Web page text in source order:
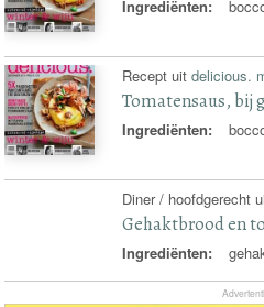
Ingrediënten:
Recept uitdelicious.
Tomatensaus, bij
Ingrediënten:
Diner / hoofdgerecht
Gehaktbrood en
Ingrediënten: